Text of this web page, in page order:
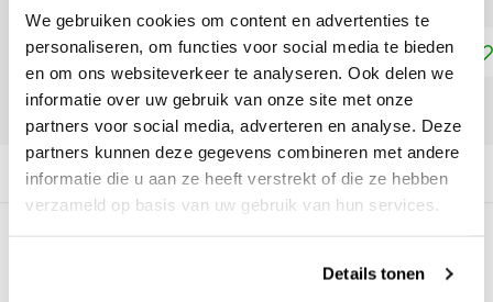
We gebruiken cookies om content en advertenties te
personaliseren, om functies voor social media te bieden
en om ons websiteverkeer te analyseren. Ook delen we
informatie over uw gebruik van onze site met onze
partners voor social media, adverteren en analyse. Deze
partners kunnen deze gegevens combineren met andere
informatie die u aan ze heeft verstrekt of die ze hebben
verzameld op basis van uw gebruik van hun services.
Details tonen
Toevoegen aan winkelwagen
DELEN:
Productomschrijving